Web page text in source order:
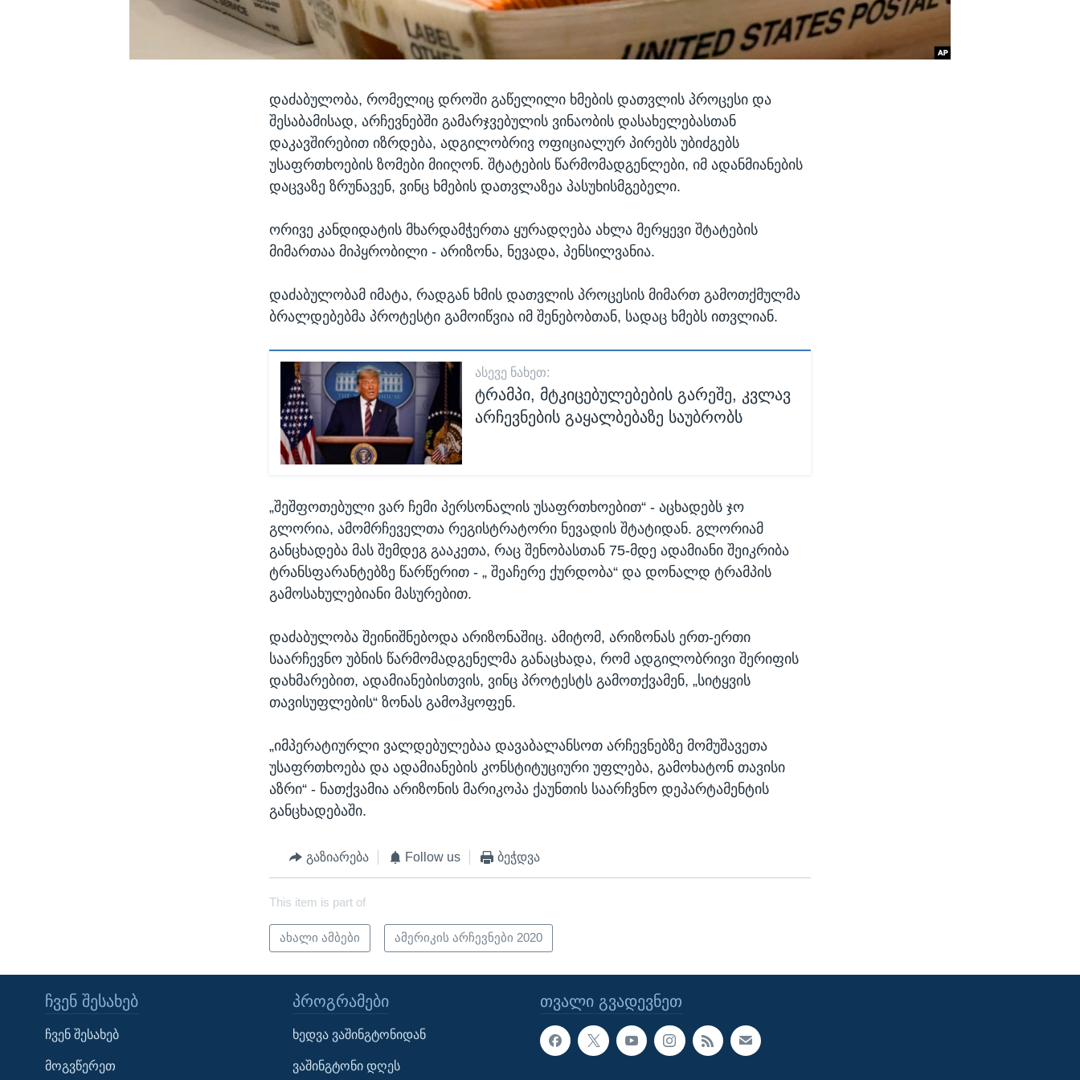
Learning English
ᲗᲕᲐᲚᲘ ᲒᲕᲐᲓᲔᲕᲜᲔᲗ
დაძაბულობა, რომელიც დროში გაწელილი ხმების დათვლის პროცესი და
შესაბამისად, არჩევნებში გამარჯვებულის ვინაობის დასახელებასთან
დაკავშირებით იზრდება, ადგილობრივ ოფიციალურ პირებს უბიძგებს
უსაფრთხოების ზომები მიიღონ. შტატების წარმომადგენლები, იმ ადანმიანების
დაცვაზე ზრუნავენ, ვინც ხმების დათვლაზეა პასუხისმგებელი.
ორივე კანდიდატის მხარდამჭერთა ყურადღება ახლა მერყევი შტატების
მიმართაა მიპყრობილი - არიზონა, ნევადა, პენსილვანია.
დაძაბულობამ იმატა, რადგან ხმის დათვლის პროცესის მიმართ გამოთქმულმა
ბრალდებებმა პროტესტი გამოიწვია იმ შენებობთან, სადაც ხმებს ითვლიან.
ᲐᲡᲔᲕᲔ ᲜᲐᲮᲔᲗ:
ტრამპი, მტკიცებულებების გარეშე, კვლავ
არჩევნების გაყალბებაზე საუბრობს
„შეშფოთებული ვარ ჩემი პერსონალის უსაფრთხოებით“ - აცხადებს ჯო
გლორია, ამომრჩეველთა რეგისტრატორი ნევადის შტატიდან. გლორიამ
განცხადება მას შემდეგ გააკეთა, რაც შენობასთან 75-მდე ადამიანი შეიკრიბა
ტრანსფარანტებზე წარწერით - „ შეაჩერე ქურდობა“ და დონალდ ტრამპის
გამოსახულებიანი მასურებით.
დაძაბულობა შეინიშნებოდა არიზონაშიც. ამიტომ, არიზონას ერთ-ერთი
საარჩევნო უბნის წარმომადგენელმა განაცხადა, რომ ადგილობრივი შერიფის
დახმარებით, ადამიანებისთვის, ვინც პროტესტს გამოთქვამენ, „სიტყვის
თავისუფლების“ ზონას გამოჰყოფენ.
„იმპერატიურლი ვალდებულებაა დავაბალანსოთ არჩევნებზე მომუშავეთა
უსაფრთხოება და ადამიანების კონსტიტუციური უფლება, გამოხატონ თავისი
აზრი“ - ნათქვამია არიზონის მარიკოპა ქაუნთის საარჩვნო დეპარტამენტის
განცხადებაში.
გაზიარება Follow us ბეჭდვა
This item is part of
ახალი ამბები ამერიკის არჩევნები 2020
ᲗᲕᲐᲚᲘ ᲒᲕᲐᲓᲔᲕᲜᲔᲗ
ᲩᲕᲔᲜ ᲨᲔᲡᲐᲮᲔᲑ
ჩვენ შესახებ
მოგვწერეთ
ᲞᲠᲝᲒᲠᲐᲛᲔᲑᲘ
ხედვა ვაშინგტონიდან
ვაშინგტონი დღეს